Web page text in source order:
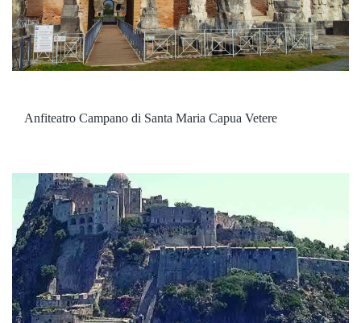
Anfiteatro Campano di Santa Maria Capua Vetere